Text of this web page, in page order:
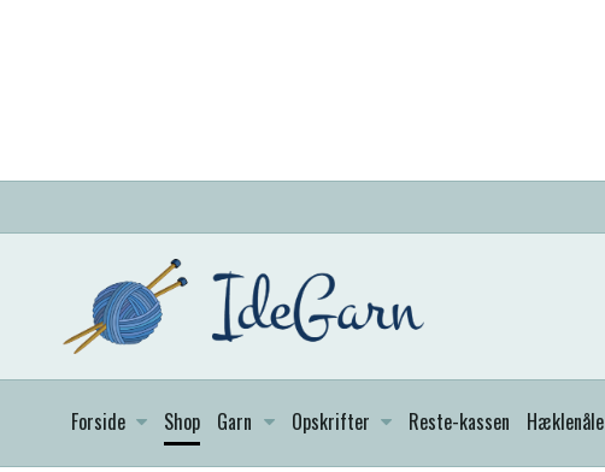
Forside Shop Garn Opskrifter Reste-kassen Hæklenåle